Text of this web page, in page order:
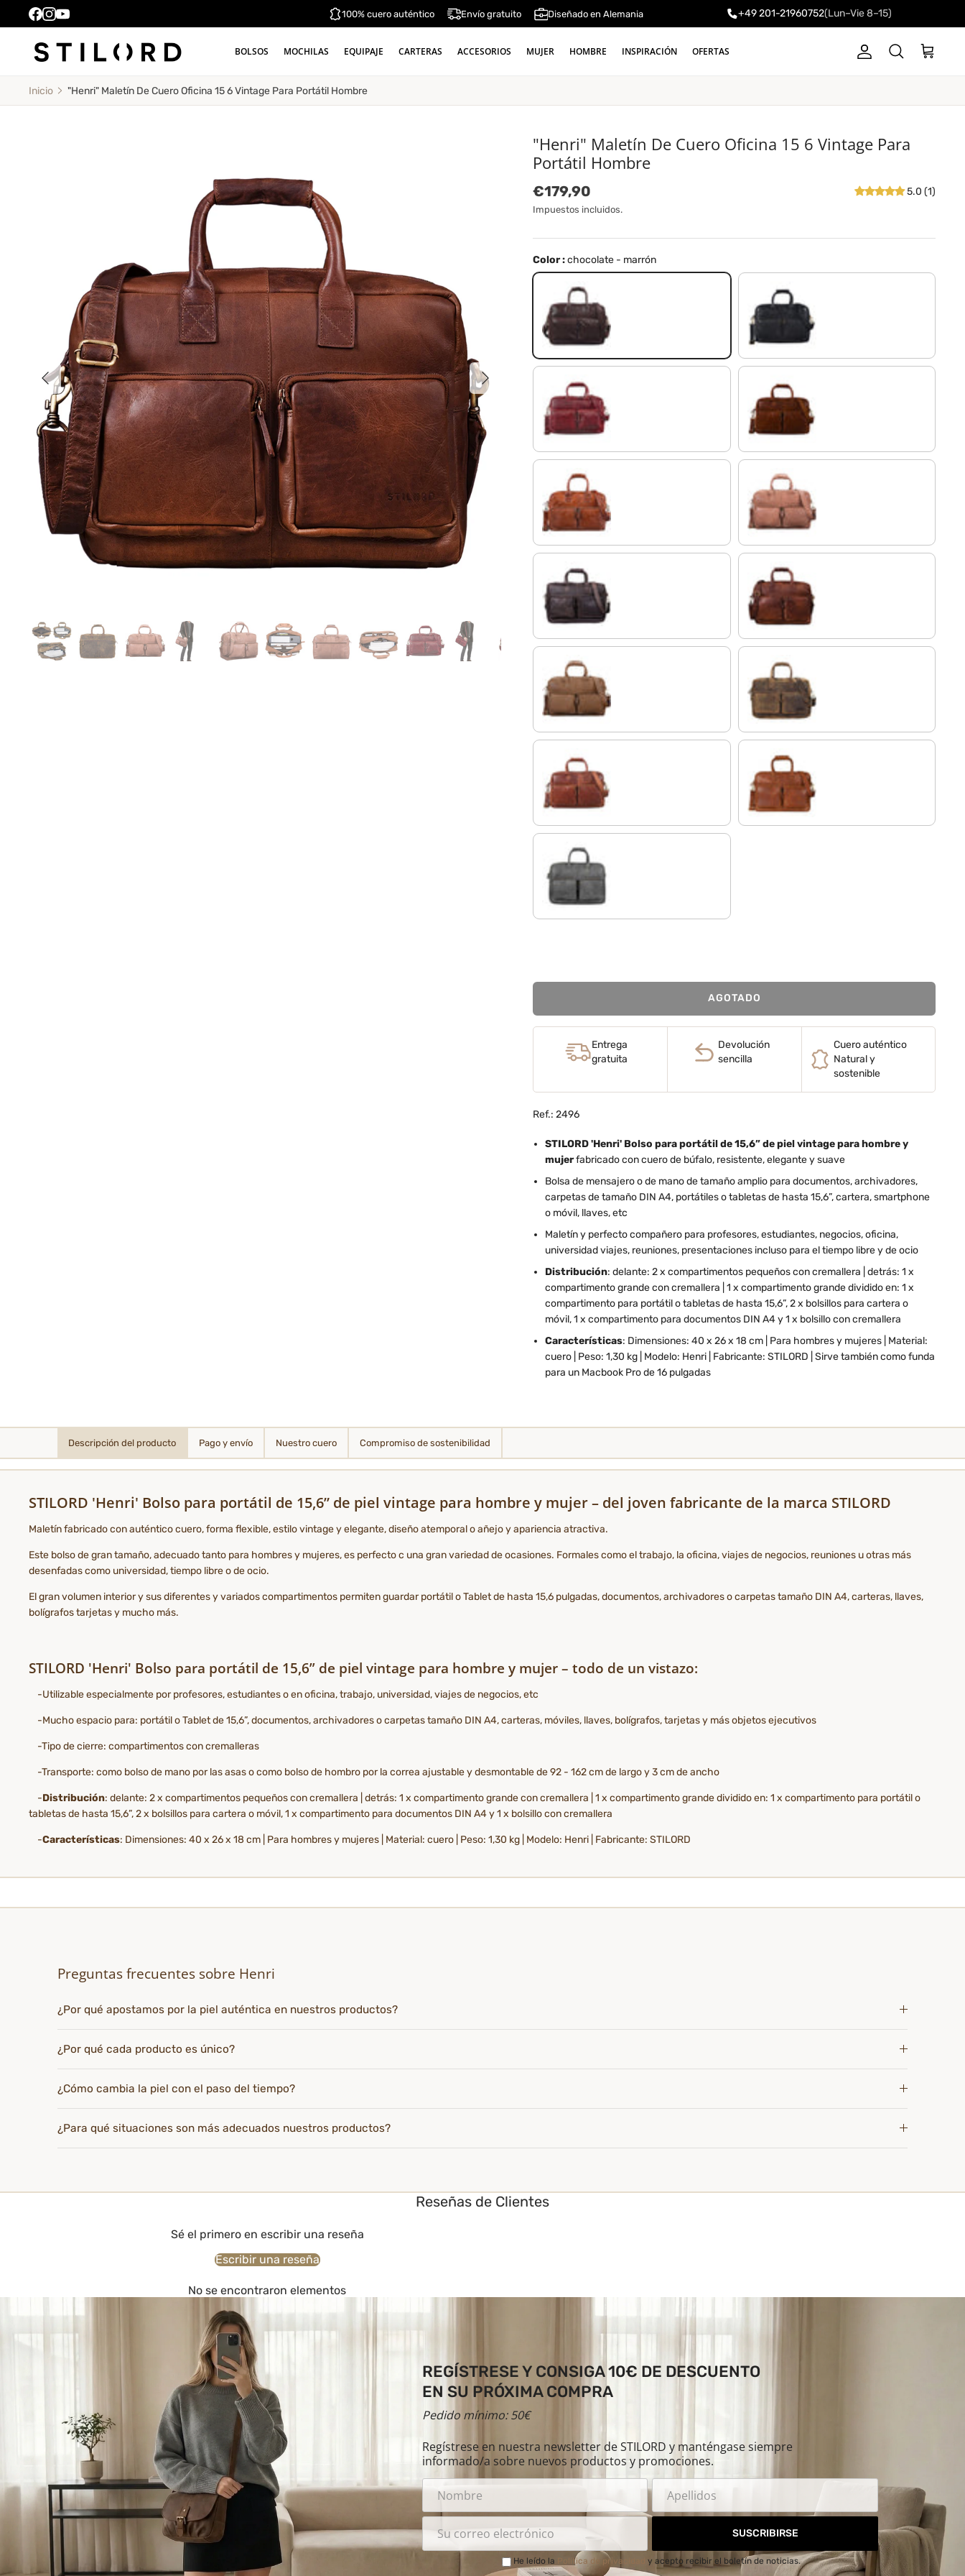
100% cuero auténtico Envío gratuito Diseñado en Alemania +49 201-21960752(Lun–Vie 8–15)
BOLSOS MOCHILAS EQUIPAJE CARTERAS ACCESORIOS MUJER HOMBRE INSPIRACIÓN OFERTAS CuentaBuscar Carrito
Inicio "Henri" Maletín De Cuero Oficina 15 6 Vintage Para Portátil Hombre
Anterior Siguiente
"Henri" Maletín De Cuero Oficina 15 6 Vintage Para
Portátil Hombre
Precio normal
€179,90
Impuestos incluidos.
5.0 (1)
Color :chocolate - marrón
chocolate - marrón negro
rosso marrón antico
cognac - brillante silla - marrón
marrón oscuro - opaco cognac marrón oscuro
cognac - marrón claro colorado - marrón
cognac-marrón maraska - marrón
antracita
AGOTADO
Entrega
gratuita
Devolución
sencilla
Cuero auténtico
Natural y
sostenible
Ref.: 2496
STILORD 'Henri' Bolso para portátil de 15,6” de piel vintage para hombre y
mujerfabricado con cuero de búfalo, resistente, elegante y suave
Bolsa de mensajero o de mano de tamaño amplio para documentos, archivadores,
carpetas de tamaño DIN A4, portátiles o tabletas de hasta 15,6”, cartera, smartphone
o móvil, llaves, etc
Maletín y perfecto compañero para profesores, estudiantes, negocios, oficina,
universidad viajes, reuniones, presentaciones incluso para el tiempo libre y de ocio
Distribución: delante: 2 x compartimentos pequeños con cremallera | detrás: 1 x
compartimento grande con cremallera | 1 x compartimento grande dividido en: 1 x
compartimento para portátil o tabletas de hasta 15,6”, 2 x bolsillos para cartera o
móvil, 1 x compartimento para documentos DIN A4 y 1 x bolsillo con cremallera
Características: Dimensiones: 40 x 26 x 18 cm | Para hombres y mujeres | Material:
cuero | Peso: 1,30 kg | Modelo: Henri | Fabricante: STILORD | Sirve también como funda
para un Macbook Pro de 16 pulgadas
Descripción del producto Pago y envío Nuestro cuero Compromiso de sostenibilidad
STILORD 'Henri' Bolso para portátil de 15,6” de piel vintage para hombre y mujer – del joven fabricante de la marca STILORD
Maletín fabricado con auténtico cuero, forma flexible, estilo vintage y elegante, diseño atemporal o añejo y apariencia atractiva.
Este bolso de gran tamaño, adecuado tanto para hombres y mujeres, es perfecto c una gran variedad de ocasiones. Formales como el trabajo, la oficina, viajes de negocios, reuniones u otras más
desenfadas como universidad, tiempo libre o de ocio.
El gran volumen interior y sus diferentes y variados compartimentos permiten guardar portátil o Tablet de hasta 15,6 pulgadas, documentos, archivadores o carpetas tamaño DIN A4, carteras, llaves,
bolígrafos tarjetas y mucho más.
STILORD 'Henri' Bolso para portátil de 15,6” de piel vintage para hombre y mujer – todo de un vistazo:
-Utilizable especialmente por profesores, estudiantes o en oficina, trabajo, universidad, viajes de negocios, etc
-Mucho espacio para: portátil o Tablet de 15,6”, documentos, archivadores o carpetas tamaño DIN A4, carteras, móviles, llaves, bolígrafos, tarjetas y más objetos ejecutivos
-Tipo de cierre: compartimentos con cremalleras
-Transporte: como bolso de mano por las asas o como bolso de hombro por la correa ajustable y desmontable de 92 - 162 cm de largo y 3 cm de ancho
-Distribución: delante: 2 x compartimentos pequeños con cremallera | detrás: 1 x compartimento grande con cremallera | 1 x compartimento grande dividido en: 1 x compartimento para portátil o
tabletas de hasta 15,6”, 2 x bolsillos para cartera o móvil, 1 x compartimento para documentos DIN A4 y 1 x bolsillo con cremallera
-Características: Dimensiones: 40 x 26 x 18 cm | Para hombres y mujeres | Material: cuero | Peso: 1,30 kg | Modelo: Henri | Fabricante: STILORD
Preguntas frecuentes sobre Henri
¿Por qué apostamos por la piel auténtica en nuestros productos?
¿Por qué cada producto es único?
¿Cómo cambia la piel con el paso del tiempo?
¿Para qué situaciones son más adecuados nuestros productos?
Reseñas de Clientes
Sé el primero en escribir una reseña
Escribir una reseña
No se encontraron elementos
REGÍSTRESE Y CONSIGA 10€ DE DESCUENTO
EN SU PRÓXIMA COMPRA
Pedido mínimo: 50€
Regístrese en nuestra newsletter de STILORD y manténgase siempre
informado/a sobre nuevos productos y promociones.
SUSCRIBIRSE
He leído la Política de privacidad y acepto recibir el boletín de noticias.